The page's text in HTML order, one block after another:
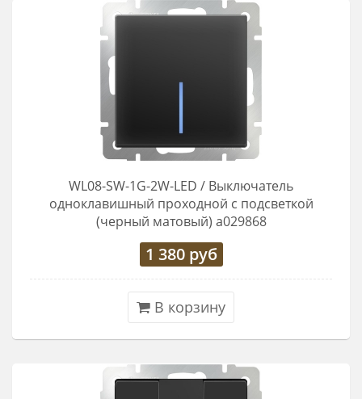
WL08-SW-1G-2W-LED / Выключатель
одноклавишный проходной с подсветкой
(черный матовый) a029868
1 380руб
В корзину